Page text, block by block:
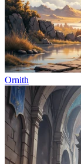
Ornith